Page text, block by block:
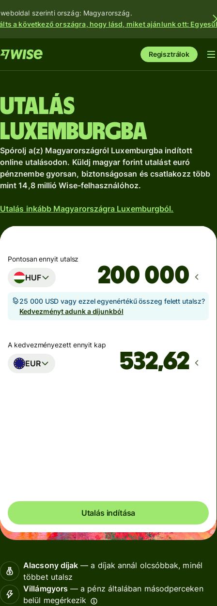
szerinti ország: Magyarország.
a következő országra, hogy lásd, miket ajánlunk ott:
Regisztrálok
Utalás
Luxemburgba
Spórolj a(z) Magyarországról Luxemburgba indított
online utalásodon. Küldj magyar forint utalást euró
pénznembe gyorsan, biztonságosan és csatlakozz több
mint 14,8 millió Wise-felhasználóhoz.
Utalás inkább Magyarországra Luxemburgból.
Pontosan ennyit utalsz
HUF
25 000 USD vagy ezzel egyenértékű összeg felett utalsz?
Kedvezményt adunk a díjunkból
A kedvezményezett ennyit kap
EUR
Utalás indítása
Alacsony díjak — a díjak annál olcsóbbak, minél
többet utalsz
Villámgyors — a pénz általában másodperceken
belül megérkezik